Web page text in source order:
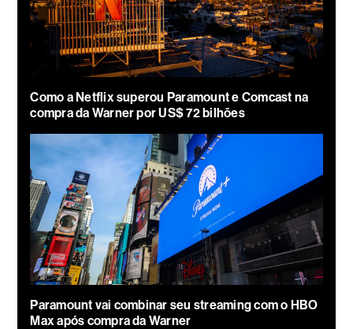
Como a Netflix superou Paramount e Comcast na
compra da Warner por US$ 72 bilhões
Paramount vai combinar seu streaming com o HBO
Max após compra da Warner